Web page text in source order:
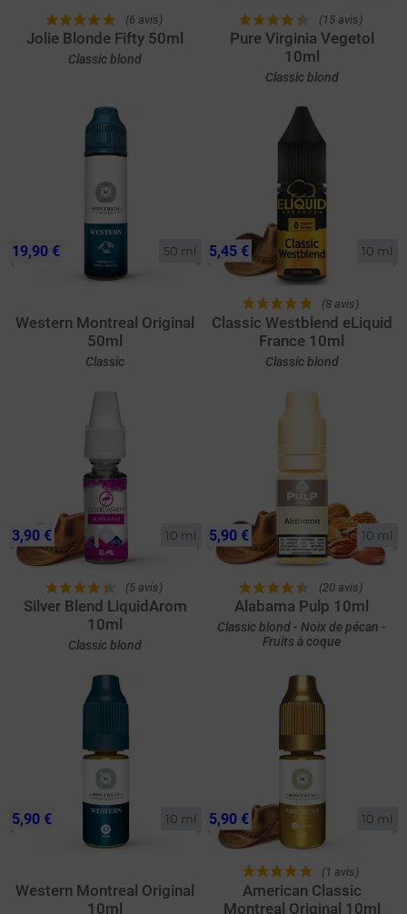
(6 avis)
Jolie Blonde Fifty 50ml
Classic blond
(15 avis)
Pure Virginia Vegetol
10ml
Classic blond
50 ml
Western Montreal Original
50ml
Classic
19,90 € 10 ml
(8 avis)
Classic Westblend eLiquid
France 10ml
Classic blond
5,45 €
10 ml
(5 avis)
Silver Blend LiquidArom
10ml
Classic blond
3,90 € 10 ml
(20 avis)
Alabama Pulp 10ml
Classic blond - Noix de pécan -
Fruits à coque
5,90 €
10 ml
Western Montreal Original
10ml
5,90 € 10 ml
(1 avis)
American Classic
Montreal Original 10ml
5,90 €